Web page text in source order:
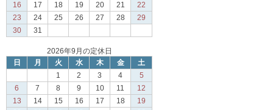
16
17 18 19 20 21
22
23
24 25 26 27 28
29
30
31
2026年9月の定休日
日
月 火 水 木 金
土
1
2 3 4
5
6
7 8 9 10 11
12
13
14 15 16 17 18
19